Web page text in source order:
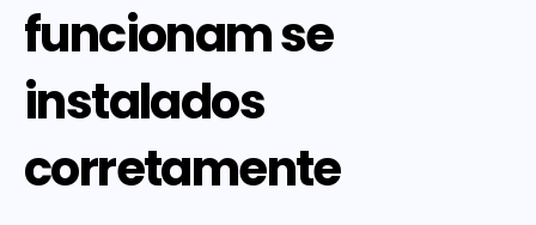
funcionam se
instalados
corretamente